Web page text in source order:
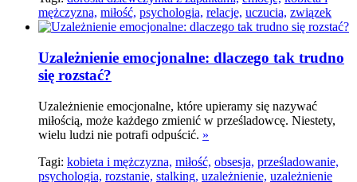
mężczyzna, miłość, psychologia, relacje, uczucia, związek
Uzależnienie emocjonalne: dlaczego tak trudno
się rozstać?
Uzależnienie emocjonalne, które upieramy się nazywać
miłością, może każdego zmienić w prześladowcę. Niestety,
wielu ludzi nie potrafi odpuścić. »
Tagi: kobieta i mężczyzna, miłość, obsesja, prześladowanie,
psychologia, rozstanie, stalking, uzależnienie, uzależnienie